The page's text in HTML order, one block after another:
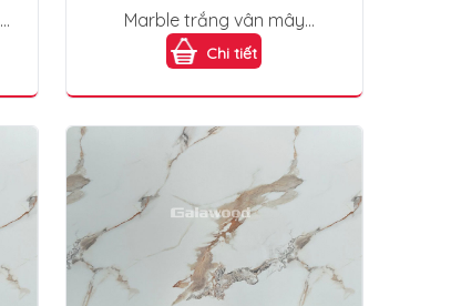
Marble trắng vân mây
PVC231
Chi tiết